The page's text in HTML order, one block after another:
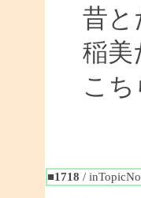
昔と
稲美
こ
■1718 /